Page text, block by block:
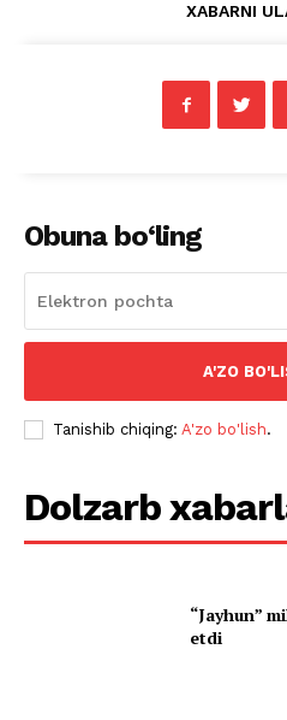
XABARNI
Obuna bo‘ling
A'ZO
Tanishib chiqing: A'zo bo'lish.
Dolzarb
“Jayhun”
etdi